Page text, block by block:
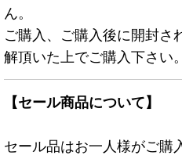
ん。
ご購入、ご購入後に開封さ
解頂いた上でご購入下さい。
【セール商品について】
セール品はお一人様がご購